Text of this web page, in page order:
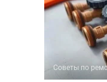
Советы по